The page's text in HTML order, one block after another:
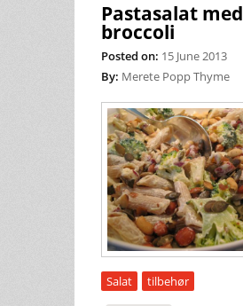
Pastasalat med
broccoli
Posted on: 15 June 2013
By: Merete Popp Thyme
Salat tilbehør